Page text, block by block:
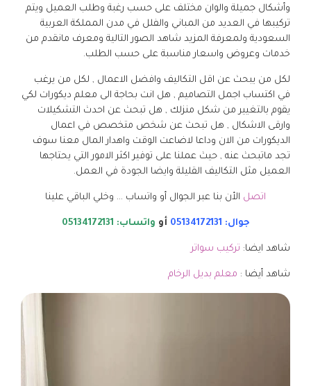
وأشكال جميلة والوان مختلف على حسب رغبة وطلب العميل ويتم
تركيبها في العديد من المباني والفلل في مدن المملكة العربية
السعودية ولمعرفة المزيد شاهد الصور التالية ومعرف مانقدم من
خدمات وعروض واسعار مناسبة على حسب الطلب.
لكل من يبحث عن اقل التكاليف وافضل الاعمال , لكل من يرغب
في اكتساب اجمل التصاميم , هل انت بحاجة الى معلم ديكورات لكي
يقوم بالتغيير من شكل منزلك , هل تبحث عن احدث التشكيلات
وارقى الاشكال , هل تبحث عن شخص متخصص في اعمال
الديكورات من الان وداعا لاضاعت الوقت واهدار المال معنا سوف
تجد ماتبحث عنه , حيث عملنا على توفير اكثر الامور التي يحتاجها
العميل مثل التكاليف القليلة وايضا الجودة في العمل.
اتصل الأن بنا عبر الجوال أو واتساب … وخلي الباقي علينا
جوال: 05134172131 أو واتساب: 05134172131
شاهد ايضا: تركيب سواتر
شاهد أيضا : معلم بديل الرخام